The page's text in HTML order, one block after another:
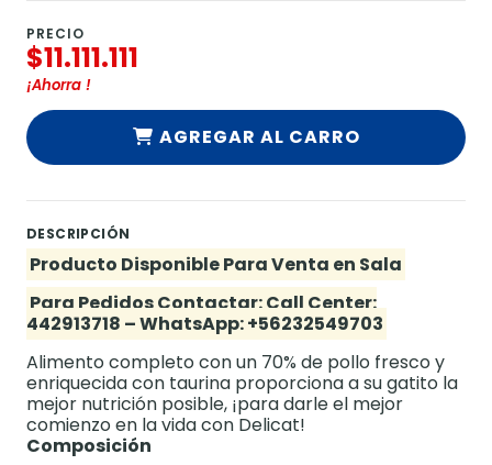
PRECIO
$11.111.111
¡Ahorra !
AGREGAR AL CARRO
DESCRIPCIÓN
Producto Disponible Para Venta en Sala
Para Pedidos Contactar: Call Center:
442913718 – WhatsApp: +56232549703
Alimento completo con un 70% de pollo fresco y
enriquecida con taurina proporciona a su gatito la
mejor nutrición posible, ¡para darle el mejor
comienzo en la vida con Delicat!
Composición